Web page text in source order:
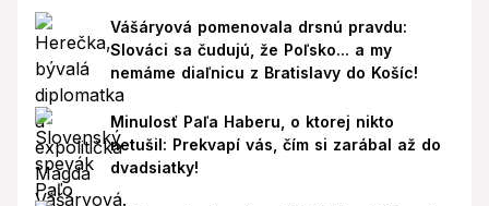
Vášáryová pomenovala drsnú pravdu:
Slováci sa čudujú, že Poľsko... a my
nemáme diaľnicu z Bratislavy do Košíc!
Minulosť Paľa Haberu, o ktorej nikto
netušil: Prekvapí vás, čím si zarábal až do
dvadsiatky!